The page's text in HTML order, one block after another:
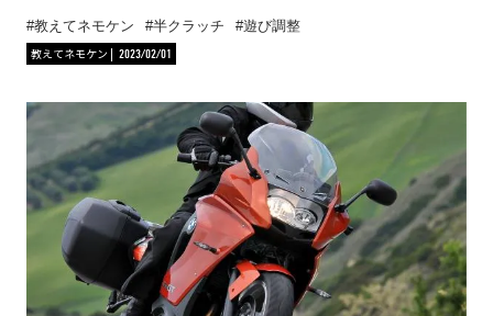
教えてネモケン 半クラッチ
遊び調整
教えてネモケン
2023/02/01